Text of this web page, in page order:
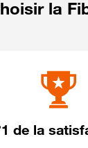
la
de la